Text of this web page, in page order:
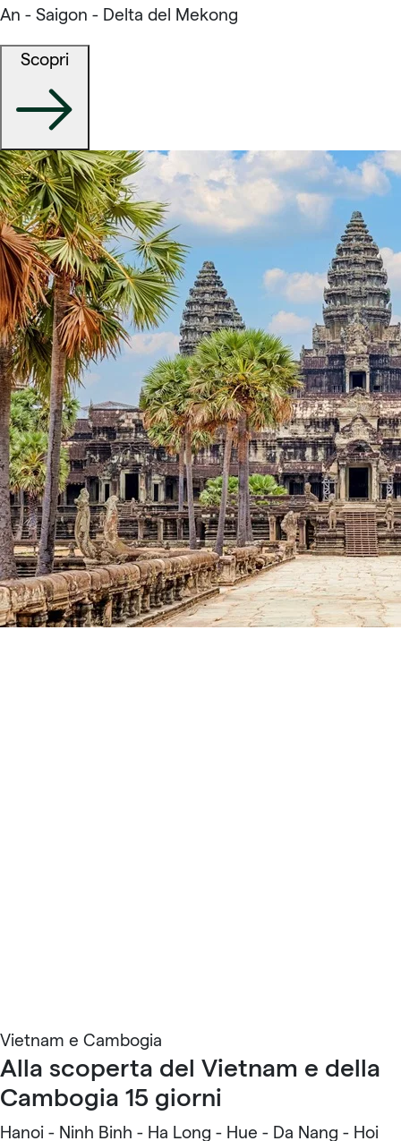
An - Saigon - Delta del Mekong
Scopri
Vietnam e Cambogia
Alla scoperta del Vietnam e della
Cambogia 15 giorni
Hanoi - Ninh Binh - Ha Long - Hue - Da Nang - Hoi